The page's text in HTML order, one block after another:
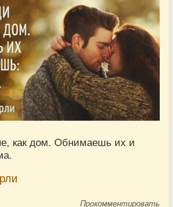
как дом. Обнимаешь их и
Прокомментировать